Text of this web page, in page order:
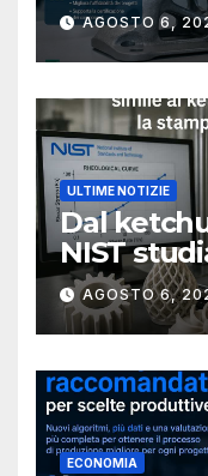
metallici
AGOSTO 6,
ULTIME NOTIZIE
Dal
NIST
rendere
stampa
AGOSTO 6,
ECONOMIA